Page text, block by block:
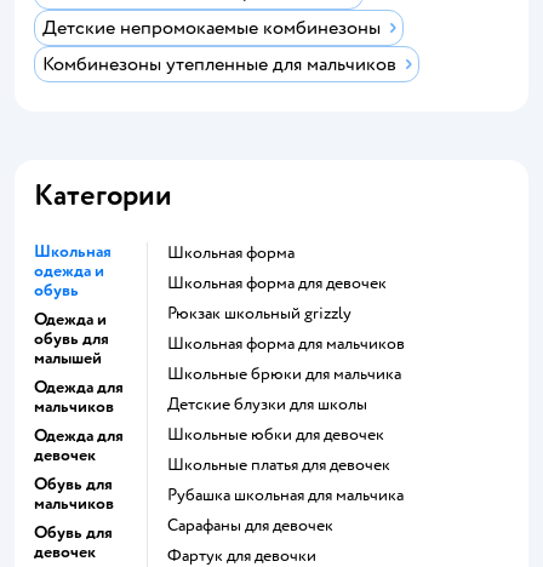
Детские непромокаемые комбинезоны
Комбинезоны утепленные для мальчиков
Категории
Школьная
одежда и
обувь
Одежда и
обувь для
малышей
Одежда для
мальчиков
Одежда для
девочек
Обувь для
мальчиков
Обувь для
девочек
Школьная форма
Школьная форма для девочек
Рюкзак школьный grizzly
Школьная форма для мальчиков
Школьные брюки для мальчика
Детские блузки для школы
Школьные юбки для девочек
Школьные платья для девочек
Рубашка школьная для мальчика
Сарафаны для девочек
Фартук для девочки